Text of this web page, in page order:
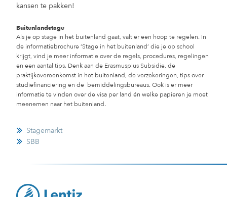
kansen te pakken!
Buitenlandstage
Als je op stage in het buitenland gaat, valt er een hoop te regelen. In
de informatiebrochure ‘Stage in het buitenland’ die je op school
krijgt, vind je meer informatie over de regels, procedures, regelingen
en een aantal tips. Denk aan de Erasmusplus Subsidie, de
praktijkovereenkomst in het buitenland, de verzekeringen, tips over
studiefinanciering en de bemiddelingsbureaus. Ook is er meer
informatie te vinden over de visa per land én welke papieren je moet
meenemen naar het buitenland.
Stagemarkt
SBB